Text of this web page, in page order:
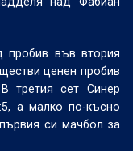
пробив във втория
ценен пробив
третия сет Синер
а малко по-късно
си мачбол за